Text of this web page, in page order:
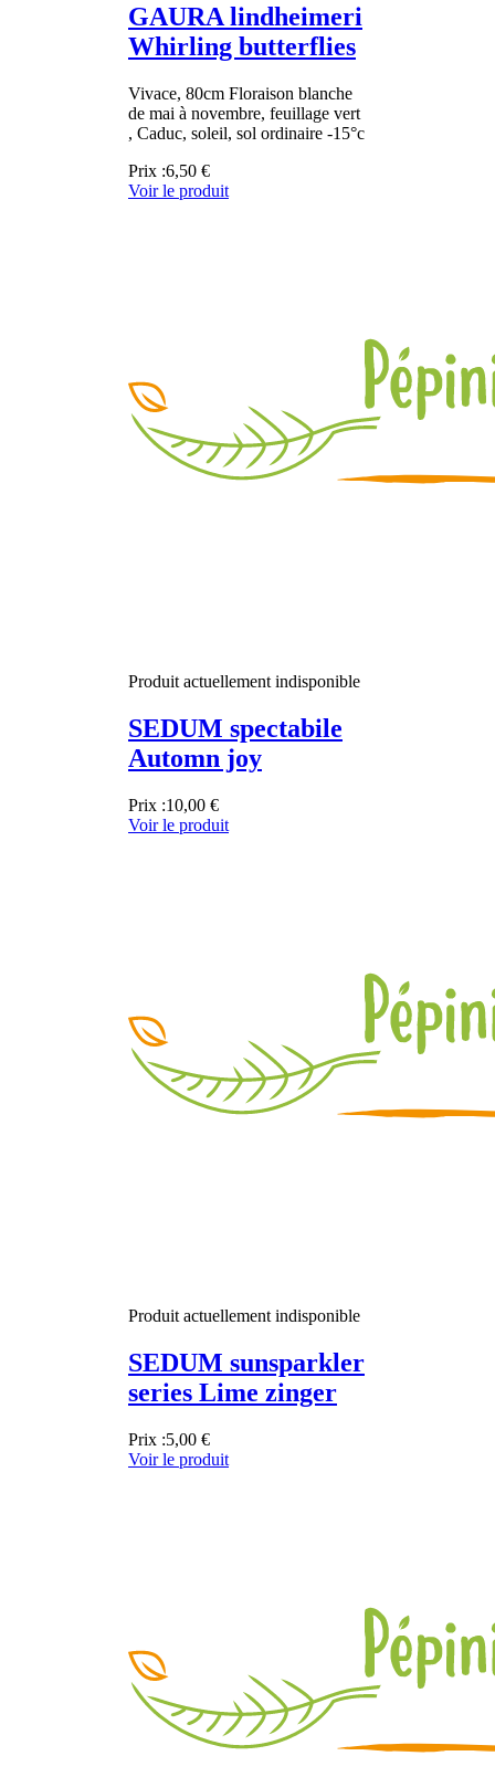
GAURA lindheimeri
Whirling butterflies
Vivace, 80cm Floraison blanche
de mai à novembre, feuillage vert
, Caduc, soleil, sol ordinaire -15°c
Prix :6,50 €
Voir le produit
Produit actuellement indisponible
SEDUM spectabile
Automn joy
Prix :10,00 €
Voir le produit
Produit actuellement indisponible
SEDUM sunsparkler
series Lime zinger
Prix :5,00 €
Voir le produit